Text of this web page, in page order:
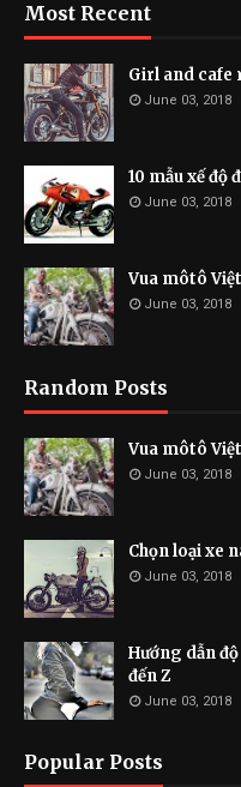
Most Recent
Girl and cafe
June 03, 2018
10 mẫu xế độ
June 03, 2018
Vua môtô
June 03, 2018
Random Posts
Vua môtô
June 03, 2018
Chọn loại xe
June 03, 2018
Hướng dẫn
đến Z
June 03, 2018
Popular Posts